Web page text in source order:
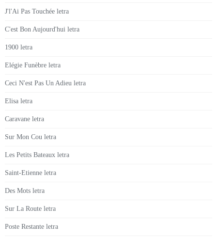
J'l'Ai Pas Touchée letra
C'est Bon Aujourd'hui letra
1900 letra
Elégie Funèbre letra
Ceci N'est Pas Un Adieu letra
Elisa letra
Caravane letra
Sur Mon Cou letra
Les Petits Bateaux letra
Saint-Etienne letra
Des Mots letra
Sur La Route letra
Poste Restante letra